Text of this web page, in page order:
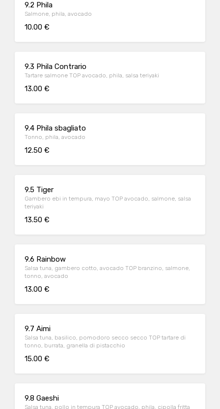
9.2 Phila
Salmone, phila, avocado
10.00 €
9.3 Phila Contrario
Tartare salmone TOP avocado, phila, salsa teriyaki
13.00 €
9.4 Phila sbagliato
Tonno, phila, avocado
12.50 €
9.5 Tiger
Gambero ebi in tempura, mayo TOP avocado, salmone, salsa
teriyaki
13.50 €
9.6 Rainbow
Salsa tuna, gambero cotto, avocado TOP branzino, salmone,
tonno, avocado
13.00 €
9.7 Aimi
Salsa tuna, basilico, pomodoro secco secco TOP tartare di
tonno, burrata, granella di pistacchio
15.00 €
9.8 Gaeshi
Salsa tuna, pollo in tempura TOP avocado, phila, cipolla fritta